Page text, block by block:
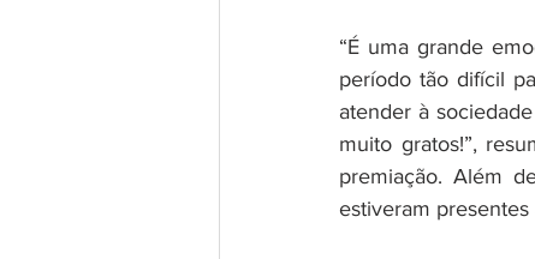
“É uma grande
período tão difícil
atender à
muito gratos!”,
premiação. Além
estiveram presentes